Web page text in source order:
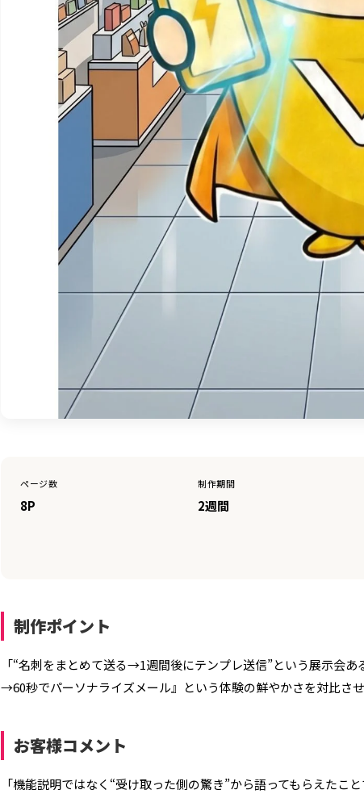
ページ数
8P
制作期間
2週間
制作ポイント
「“名刺をまとめて送る→1週間後にテンプレ送信”という展示会
→60秒でパーソナライズメール』という体験の鮮やかさを対比させ
お客様コメント
「機能説明ではなく“受け取った側の驚き”から語ってもらえたこと